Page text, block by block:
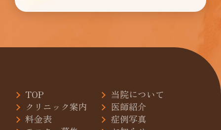
TOP
当院について
クリニック案内
医師紹介
料金表
症例写真